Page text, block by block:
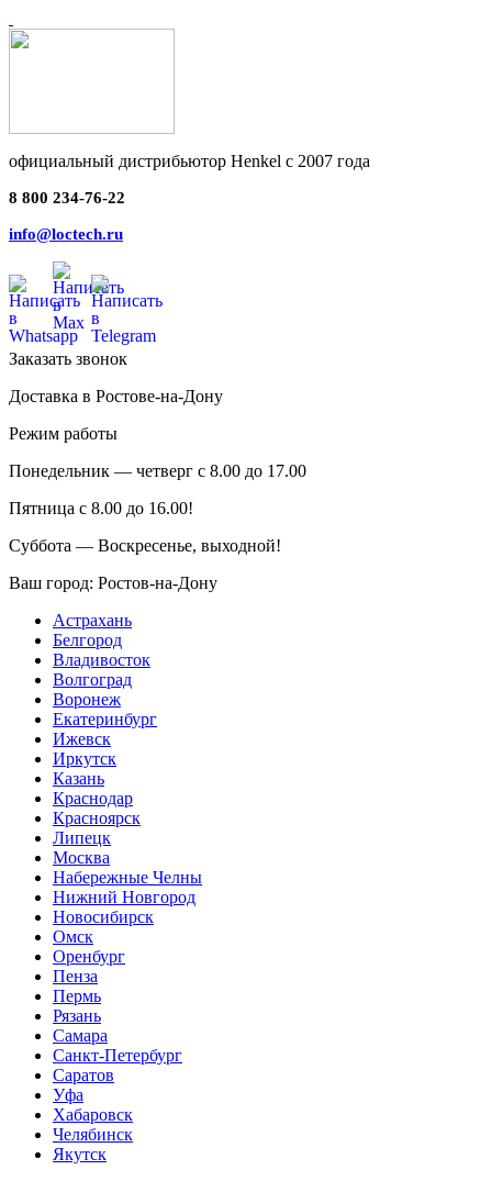
официальный дистрибьютор Henkel с 2007 года
8 800 234-76-22
info@loctech.ru
Заказать звонок
Доставка в Ростове-на-Дону
Режим работы
Понедельник — четверг с 8.00 до 17.00
Пятница с 8.00 до 16.00!
Суббота — Воскресенье, выходной!
Ваш город: Ростов-на-Дону
Астрахань
Белгород
Владивосток
Волгоград
Воронеж
Екатеринбург
Ижевск
Иркутск
Казань
Краснодар
Красноярск
Липецк
Москва
Набережные Челны
Нижний Новгород
Новосибирск
Омск
Оренбург
Пенза
Пермь
Рязань
Самара
Санкт-Петербург
Саратов
Уфа
Хабаровск
Челябинск
Якутск